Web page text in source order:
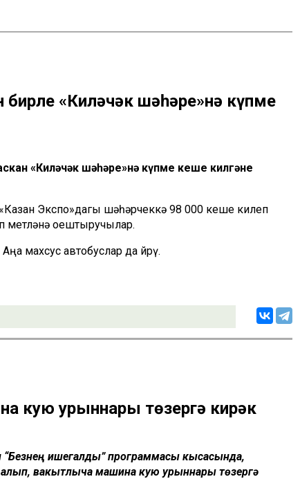
«Киләчәк шәһәре»нә күпме
«Киләчәк шәһәре»нә күпме кеше килгәне
Экспо»дагы шәһәрчеккә 98 000 кеше килеп
оештыручылар.
махсус автобуслар да йөрү.
кую урыннары төзергә кирәк
ишегалды” программасы кысасында,
вакытлыча машина кую урыннары төзергә